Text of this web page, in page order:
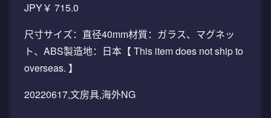
JPY￥ 715.0
尺寸サイズ：直径40mm材質：ガラス、マグネッ
ト、ABS製造地：日本【 This item does not ship to
overseas. 】
20220617,文房具,海外NG